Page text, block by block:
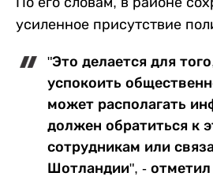
усиленное присутствие
"Это делается для
успокоить
может располагать
должен обратиться к
сотрудникам или
Шотландии", - отметил